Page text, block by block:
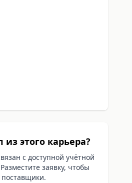
этого карьера?
с доступной учётной
заявку, чтобы